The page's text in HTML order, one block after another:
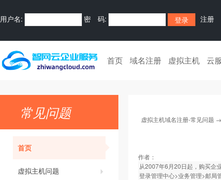
用户名: 密 码: 注册
首页 域名注册 虚拟主机 云
常见问题
首页
虚拟主机问题
虚拟主机域名注册-常见问题
作者：
从2007年6月20日起，购买企
登录管理中心>业务管理>邮局